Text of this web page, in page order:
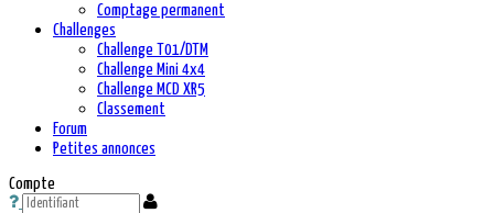
Comptage permanent
Challenges
Challenge T01/DTM
Challenge Mini 4x4
Challenge MCD XR5
Classement
Forum
Petites annonces
Compte